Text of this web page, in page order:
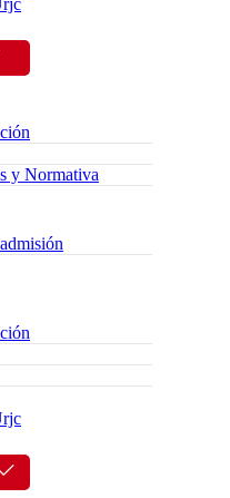
y Normativa